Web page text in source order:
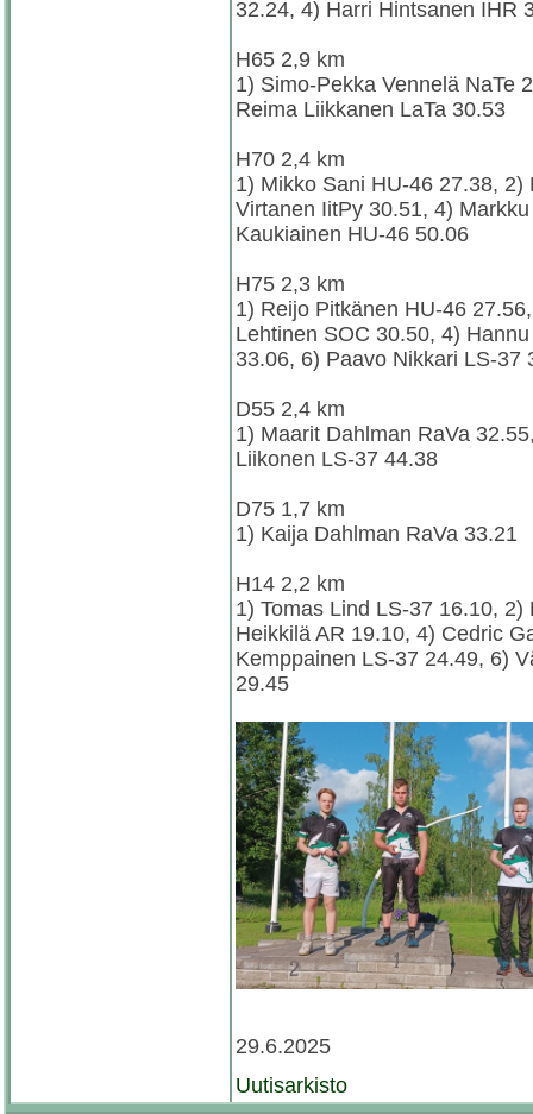
32.24, 4) Harri Hintsanen IHR
H65 2,9 km
1) Simo-Pekka Vennelä NaTe
Reima Liikkanen LaTa 30.53
H70 2,4 km
1) Mikko Sani HU-46 27.38,
Virtanen IitPy 30.51, 4)
Kaukiainen HU-46 50.06
H75 2,3 km
1) Reijo Pitkänen HU-46
Lehtinen SOC 30.50, 4)
33.06, 6) Paavo Nikkari LS-37
D55 2,4 km
1) Maarit Dahlman RaVa
Liikonen LS-37 44.38
D75 1,7 km
1) Kaija Dahlman RaVa 33.21
H14 2,2 km
1) Tomas Lind LS-37 16.10,
Heikkilä AR 19.10, 4) Cedric
Kemppainen LS-37 24.49, 6)
29.45
29.6.2025
Uutisarkisto